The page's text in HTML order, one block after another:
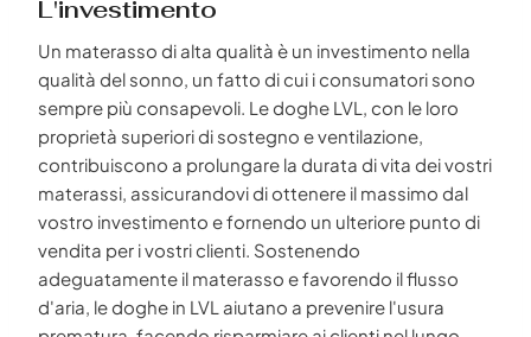
L'investimento
Un materasso di alta qualità è un investimento nella
qualità del sonno, un fatto di cui i consumatori sono
sempre più consapevoli. Le doghe LVL, con le loro
proprietà superiori di sostegno e ventilazione,
contribuiscono a prolungare la durata di vita dei vostri
materassi, assicurandovi di ottenere il massimo dal
vostro investimento e fornendo un ulteriore punto di
vendita per i vostri clienti. Sostenendo
adeguatamente il materasso e favorendo il flusso
d'aria, le doghe in LVL aiutano a prevenire l'usura